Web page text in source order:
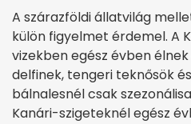
A szárazföldi állatvilág
külön figyelmet érdemel. A
vizekben egész évben
delfinek, tengeri teknősök
bálnalesnél csak
Kanári-szigeteknél egész